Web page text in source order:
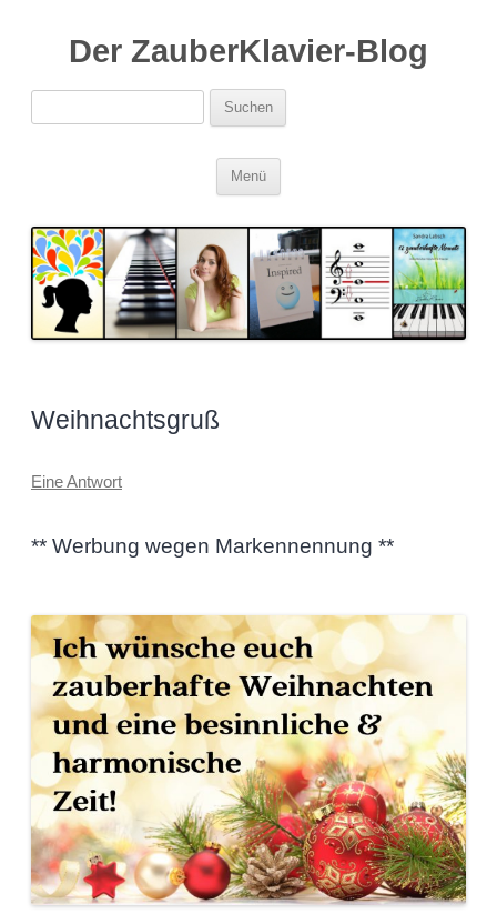
Der ZauberKlavier-Blog
Suchen
nach:
Menü
Weihnachtsgruß
Eine Antwort
** Werbung wegen Markennennung **